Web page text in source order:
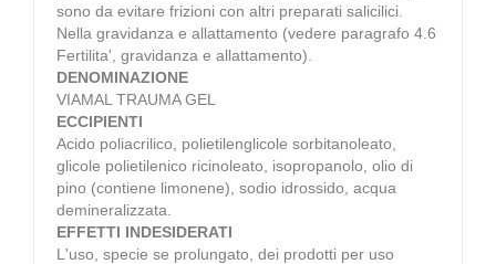
sono da evitare frizioni con altri preparati salicilici.
Nella gravidanza e allattamento (vedere paragrafo 4.6
Fertilita', gravidanza e allattamento).
DENOMINAZIONE
VIAMAL TRAUMA GEL
ECCIPIENTI
Acido poliacrilico, polietilenglicole sorbitanoleato,
glicole polietilenico ricinoleato, isopropanolo, olio di
pino (contiene limonene), sodio idrossido, acqua
demineralizzata.
EFFETTI INDESIDERATI
L'uso, specie se prolungato, dei prodotti per uso